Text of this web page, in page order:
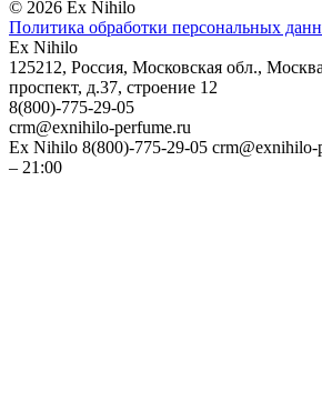
© 2026 Ex Nihilo
Политика обработки персональных
Ex Nihilo
125212, Россия, Московская обл., Москва
проспект, д.37, строение 12
8(800)-775-29-05
crm@exnihilo-perfume.ru
Ex Nihilo 8(800)-775-29-05 crm@exnihilo-
– 21:00